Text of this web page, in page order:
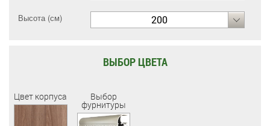
Высота (см) 200
ВЫБОР ЦВЕТА
Цвет корпуса Выбор
фурнитуры